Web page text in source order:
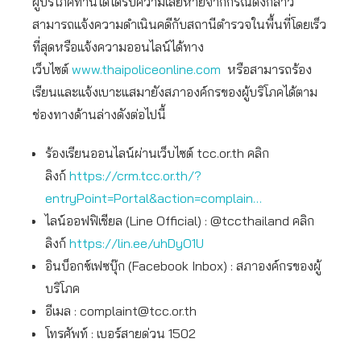
สามารถแจ้งความดำเนินคดีกับสถานีตำรวจในพื้นที่โดยเร็ว
ที่สุดหรือแจ้งความออนไลน์ได้ทาง
เว็บไซต์ www.thaipoliceonline.com หรือสามารถร้อง
เรียนและแจ้งเบาะแสมายังสภาองค์กรของผู้บริโภคได้ตาม
ช่องทางด้านล่างดังต่อไปนี้
ร้องเรียนออนไลน์ผ่านเว็บไซต์ tcc.or.th คลิก
ลิงก์ https://crm.tcc.or.th/?
entryPoint=Portal&action=complain…
ไลน์ออฟฟิเชียล (Line Official) : @tccthailand คลิก
ลิงก์ https://lin.ee/uhDyO1U
อินบ็อกซ์เฟซบุ๊ก (Facebook Inbox) : สภาองค์กรของผู้
บริโภค
อีเมล : complaint@tcc.or.th
โทรศัพท์ : เบอร์สายด่วน 1502